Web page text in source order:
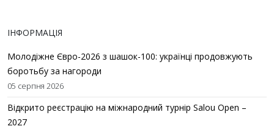
ІНФОРМАЦІЯ
Молодіжне Євро-2026 з шашок-100: українці продовжують
боротьбу за нагороди
05 серпня 2026
Відкрито реєстрацію на міжнародний турнір Salou Open –
2027